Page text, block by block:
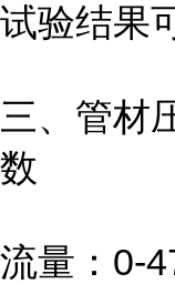
试验结果
三、 管材
数
流量：0-